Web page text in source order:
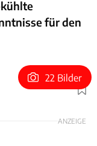
für den
Foto: Porsche
22 Bilder
ANZEIGE